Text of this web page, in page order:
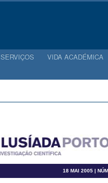
SERVIÇOS VIDA ACADÉMICA
18 MAI 2005 |